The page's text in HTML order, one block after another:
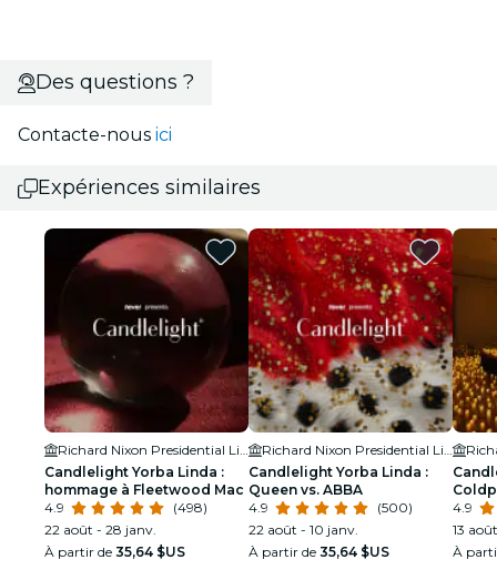
Des questions ?
Contacte-nous ici
Expériences similaires
Richard Nixon Presidential Library & Museum
Candlelight Yorba Linda :
hommage à Fleetwood Mac
4.9
(498)
22 août - 28 janv.
À partir de 35,64 $US
Richard Nixon Presidential Library & Museum
Candlelight Yorba Linda :
Queen vs. ABBA
4.9
(500)
22 août - 10 janv.
À partir de 35,64 $US
4.9
13 août
À